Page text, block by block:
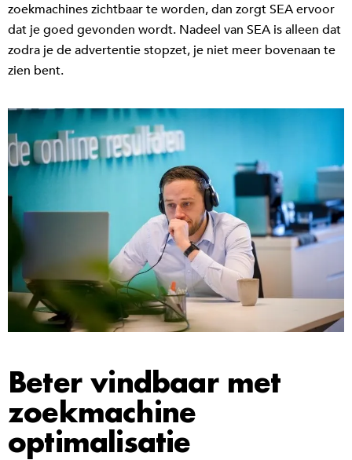
zoekmachines zichtbaar te worden, dan zorgt SEA ervoor
dat je goed gevonden wordt. Nadeel van SEA is alleen dat
zodra je de advertentie stopzet, je niet meer bovenaan te
zien bent.
Beter vindbaar met
zoekmachine
optimalisatie